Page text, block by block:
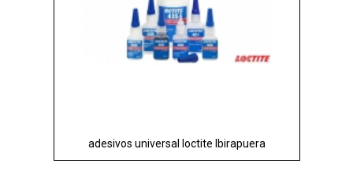
adesivos universal loctite Ibirapuera